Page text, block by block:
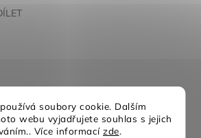
soubory cookie. Dalším
webu vyjadřujete souhlas s jejich
Více informací zde.
Nejlepší ceny